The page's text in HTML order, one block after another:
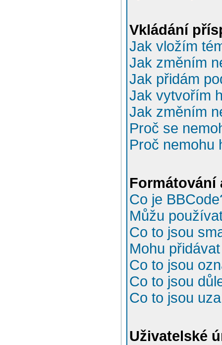
Vkládání
Jak vložím
Jak změním
Jak přidám
Jak vytvořím
Jak změním
Proč se
Proč nemohu
Formátování
Co je
Můžu
Co to jsou
Mohu
Co to jsou
Co to jsou
Co to jsou
Uživatelské